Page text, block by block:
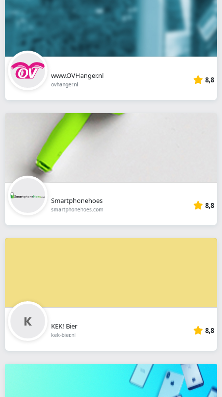
www.OVHanger.nl
ovhanger.nl 8,8
Smartphonehoes
smartphonehoes.com 8,8
KEK! Bier
kek-bier.nl 8,8